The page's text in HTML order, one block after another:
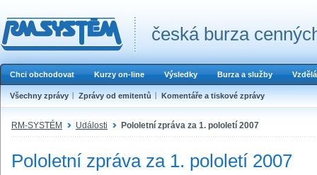
česká burza
Chci obchodovat Kurzy on-line Výsledky Burza a služby
Všechny zprávy Zprávy od emitentů Komentáře a tiskové zprávy
RM-SYSTÉM Události Pololetní zpráva za 1. pololetí 2007
Pololetní zpráva za 1. pololetí 2007